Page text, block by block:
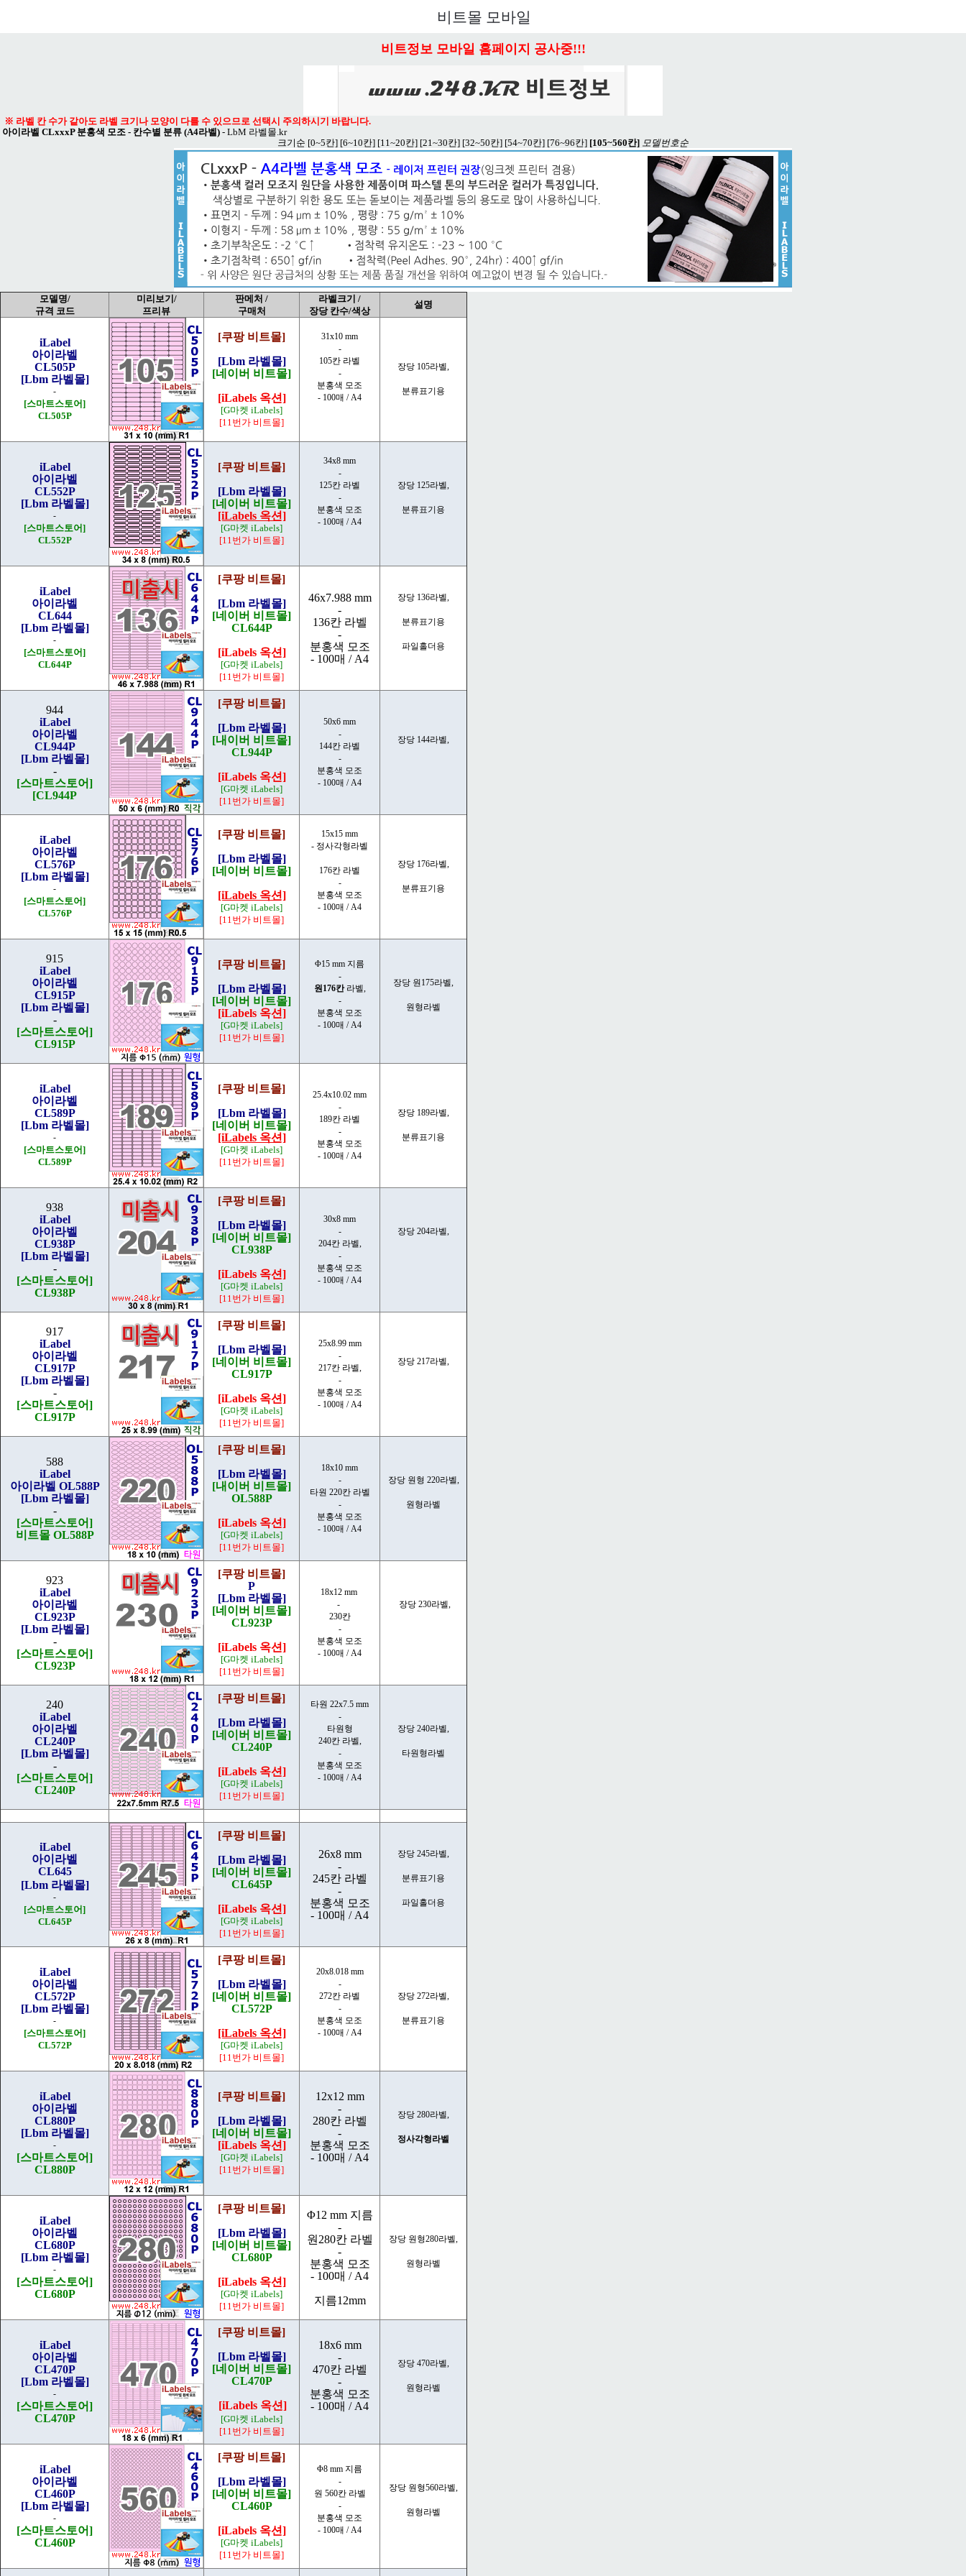
비트몰 모바일
비트정보 모바일 홈페이지 공사중!!!
※ 라벨 칸 수가 같아도 라벨 크기나 모양이 다를 수 있으므로 선택시 주의하시기 바랍니다.
아이라벨 CLxxxP 분홍색 모조 - 칸수별 분류 (A4라벨) - LbM 라벨몰.kr
크기순 [0~5칸] [6~10칸] [11~20칸] [21~30칸] [32~50칸] [54~70칸] [76~96칸] [105~560칸] 모델번호순
모델명/
규격 코드
미리보기/
프리뷰
판메처 /
구매처
라벨크기 /
장당 칸수/색상
설명
iLabel
아이라벨
CL505P
[Lbm 라벨몰]
-
[스마트스토어]
CL505P
[쿠팡 비트몰]
[Lbm 라벨몰]
[네이버 비트몰]
[iLabels 옥션]
[G마켓 iLabels]
[11번가 비트몰]
31x10 mm
-
105칸 라벨
-
분홍색 모조
- 100매 / A4
장당 105라벨,
분류표기용
iLabel
아이라벨
CL552P
[Lbm 라벨몰]
-
[스마트스토어]
CL552P
[쿠팡 비트몰]
[Lbm 라벨몰]
[네이버 비트몰]
[iLabels 옥션]
[G마켓 iLabels]
[11번가 비트몰]
34x8 mm
-
125칸 라벨
-
분홍색 모조
- 100매 / A4
장당 125라벨,
분류표기용
iLabel
아이라벨
CL644
[Lbm 라벨몰]
-
[스마트스토어]
CL644P
[쿠팡 비트몰]
[Lbm 라벨몰]
[네이버 비트몰]
CL644P
[iLabels 옥션]
[G마켓 iLabels]
[11번가 비트몰]
46x7.988 mm
-
136칸 라벨
-
분홍색 모조
- 100매 / A4
장당 136라벨,
분류표기용
파일홀더용
944
iLabel
아이라벨
CL944P
[Lbm 라벨몰]
-
[스마트스토어]
[CL944P
[쿠팡 비트몰]
[Lbm 라벨몰]
[내이버 비트몰]
CL944P
[iLabels 옥션]
[G마켓 iLabels]
[11번가 비트몰]
50x6 mm
-
144칸 라벨
-
분홍색 모조
- 100매 / A4
장당 144라벨,
iLabel
아이라벨
CL576P
[Lbm 라벨몰]
-
[스마트스토어]
CL576P
[쿠팡 비트몰]
[Lbm 라벨몰]
[네이버 비트몰]
[iLabels 옥션]
[G마켓 iLabels]
[11번가 비트몰]
15x15 mm
- 정사각형라벨
176칸 라벨
-
분홍색 모조
- 100매 / A4
장당 176라벨,
분류표기용
915
iLabel
아이라벨
CL915P
[Lbm 라벨몰]
-
[스마트스토어]
CL915P
[쿠팡 비트몰]
[Lbm 라벨몰]
[네이버 비트몰]
[iLabels 옥션]
[G마켓 iLabels]
[11번가 비트몰]
Φ15 mm 지름
-
원176칸 라벨,
-
분홍색 모조
- 100매 / A4
장당 원175라벨,
원형라벨
iLabel
아이라벨
CL589P
[Lbm 라벨몰]
-
[스마트스토어]
CL589P
[쿠팡 비트몰]
[Lbm 라벨몰]
[네이버 비트몰]
[iLabels 옥션]
[G마켓 iLabels]
[11번가 비트몰]
25.4x10.02 mm
-
189칸 라벨
-
분홍색 모조
- 100매 / A4
장당 189라벨,
분류표기용
938
iLabel
아이라벨
CL938P
[Lbm 라벨몰]
-
[스마트스토어]
CL938P
[쿠팡 비트몰]
[Lbm 라벨몰]
[네이버 비트몰]
CL938P
[iLabels 옥션]
[G마켓 iLabels]
[11번가 비트몰]
30x8 mm
-
204칸 라벨,
-
분홍색 모조
- 100매 / A4
장당 204라벨,
917
iLabel
아이라벨
CL917P
[Lbm 라벨몰]
-
[스마트스토어]
CL917P
[쿠팡 비트몰]
[Lbm 라벨몰]
[네이버 비트몰]
CL917P
[iLabels 옥션]
[G마켓 iLabels]
[11번가 비트몰]
25x8.99 mm
-
217칸 라벨,
-
분홍색 모조
- 100매 / A4
장당 217라벨,
588
iLabel
아이라벨 OL588P
[Lbm 라벨몰]
-
[스마트스토어]
비트몰 OL588P
[쿠팡 비트몰]
[Lbm 라벨몰]
[내이버 비트몰]
OL588P
[iLabels 옥션]
[G마켓 iLabels]
[11번가 비트몰]
18x10 mm
-
타원 220칸 라벨
-
분홍색 모조
- 100매 / A4
장당 원형 220라벨,
원형라벨
923
iLabel
아이라벨
CL923P
[Lbm 라벨몰]
-
[스마트스토어]
CL923P
[쿠팡 비트몰]
P
[Lbm 라벨몰]
[네이버 비트몰]
CL923P
[iLabels 옥션]
[G마켓 iLabels]
[11번가 비트몰]
18x12 mm
-
230칸
-
분홍색 모조
- 100매 / A4
장당 230라벨,
240
iLabel
아이라벨
CL240P
[Lbm 라벨몰]
-
[스마트스토어]
CL240P
[쿠팡 비트몰]
[Lbm 라벨몰]
[네이버 비트몰]
CL240P
[iLabels 옥션]
[G마켓 iLabels]
[11번가 비트몰]
타원 22x7.5 mm
-
타원형
240칸 라벨,
-
분홍색 모조
- 100매 / A4
장당 240라벨,
타원형라벨
iLabel
아이라벨
CL645
[Lbm 라벨몰]
-
[스마트스토어]
CL645P
[쿠팡 비트몰]
[Lbm 라벨몰]
[네이버 비트몰]
CL645P
[iLabels 옥션]
[G마켓 iLabels]
[11번가 비트몰]
26x8 mm
-
245칸 라벨
-
분홍색 모조
- 100매 / A4
장당 245라벨,
분류표기용
파일홀더용
iLabel
아이라벨
CL572P
[Lbm 라벨몰]
-
[스마트스토어]
CL572P
[쿠팡 비트몰]
[Lbm 라벨몰]
[네이버 비트몰]
CL572P
[iLabels 옥션]
[G마켓 iLabels]
[11번가 비트몰]
20x8.018 mm
-
272칸 라벨
-
분홍색 모조
- 100매 / A4
장당 272라벨,
분류표기용
iLabel
아이라벨
CL880P
[Lbm 라벨몰]
-
[스마트스토어]
CL880P
[쿠팡 비트몰]
[Lbm 라벨몰]
[네이버 비트몰]
[iLabels 옥션]
[G마켓 iLabels]
[11번가 비트몰]
12x12 mm
-
280칸 라벨
-
분홍색 모조
- 100매 / A4
장당 280라벨,
정사각형라벨
iLabel
아이라벨
CL680P
[Lbm 라벨몰]
-
[스마트스토어]
CL680P
[쿠팡 비트몰]
[Lbm 라벨몰]
[네이버 비트몰]
CL680P
[iLabels 옥션]
[G마켓 iLabels]
[11번가 비트몰]
Φ12 mm 지름
-
원280칸 라벨
-
분홍색 모조
- 100매 / A4
지름12mm
장당 원형280라벨,
원형라벨
iLabel
아이라벨
CL470P
[Lbm 라벨몰]
-
[스마트스토어]
CL470P
[쿠팡 비트몰]
[Lbm 라벨몰]
[네이버 비트몰]
CL470P
[iLabels 옥션]
[G마켓 iLabels]
[11번가 비트몰]
18x6 mm
-
470칸 라벨
-
분홍색 모조
- 100매 / A4
장당 470라벨,
원형라벨
iLabel
아이라벨
CL460P
[Lbm 라벨몰]
-
[스마트스토어]
CL460P
[쿠팡 비트몰]
[Lbm 라벨몰]
[네이버 비트몰]
CL460P
[iLabels 옥션]
[G마켓 iLabels]
[11번가 비트몰]
Φ8 mm 지름
-
원 560칸 라벨
-
분홍색 모조
- 100매 / A4
장당 원형560라벨,
원형라벨